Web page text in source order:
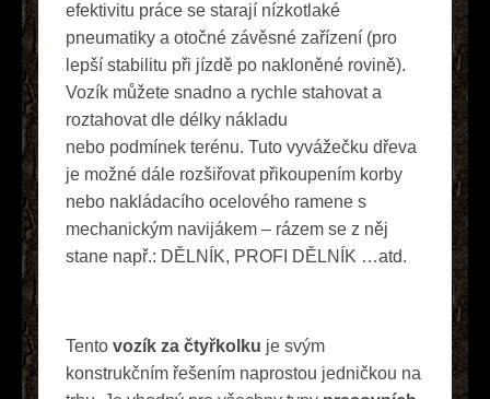
efektivitu práce se starají nízkotlaké
pneumatiky a otočné závěsné zařízení (pro
lepší stabilitu při jízdě po nakloněné rovině).
Vozík můžete snadno a rychle stahovat a
roztahovat dle délky nákladu
nebo podmínek terénu. Tuto vyvážečku dřeva
je možné dále rozšiřovat přikoupením korby
nebo nakládacího ocelového ramene s
mechanickým navijákem – rázem se z něj
stane např.: DĚLNÍK, PROFI DĚLNÍK …atd.
Tento vozík za čtyřkolku je svým
konstrukčním řešením naprostou jedničkou na